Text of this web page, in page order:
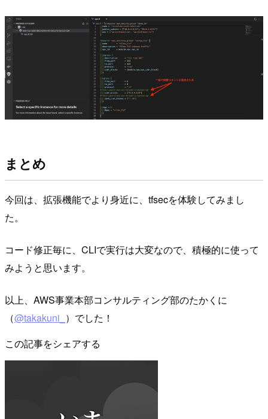
まとめ
今回は、拡張機能でより身近に、tfsecを体験してみまし
た。
コード修正毎に、CLIで実行は大変なので、積極的に使って
みようと思います。
以上、AWS事業本部コンサルティング部のたかくに
（@takakuni_ ）でした！
この記事をシェアする